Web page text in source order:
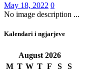
May 18, 2022 0
No image description ...
Kalendari i ngjarjeve
August 2026
M T W T F S
S